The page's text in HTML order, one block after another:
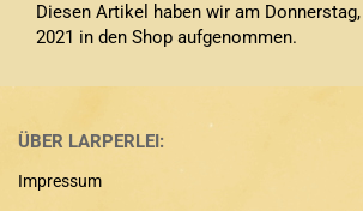
Diesen Artikel haben wir am
2021 in den Shop aufgenommen.
ÜBER LARPERLEI:
Impressum